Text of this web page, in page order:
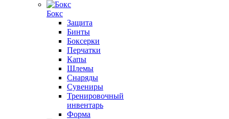
Бокс
Защита
Бинты
Боксерки
Перчатки
Капы
Шлемы
Снаряды
Сувениры
Тренировочный
инвентарь
Форма